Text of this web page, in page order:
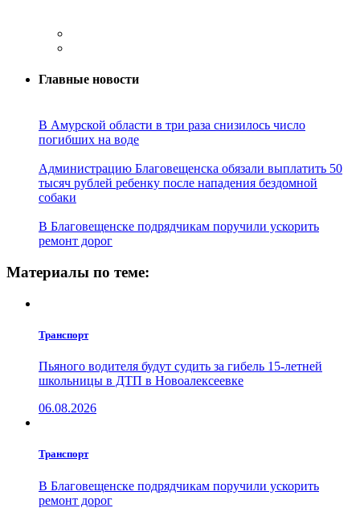
Главные новости
В Амурской области в три раза снизилось число
погибших на воде
Администрацию Благовещенска обязали выплатить 50
тысяч рублей ребенку после нападения бездомной
собаки
В Благовещенске подрядчикам поручили ускорить
ремонт дорог
Материалы по теме:
Транспорт
Пьяного водителя будут судить за гибель 15-летней
школьницы в ДТП в Новоалексеевке
06.08.2026
Транспорт
В Благовещенске подрядчикам поручили ускорить
ремонт дорог